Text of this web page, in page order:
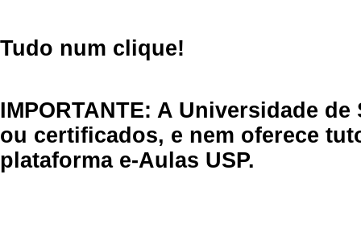
Tudo num clique!
IMPORTANTE: A Universidade
ou certificados, e nem oferece
plataforma e-Aulas USP.